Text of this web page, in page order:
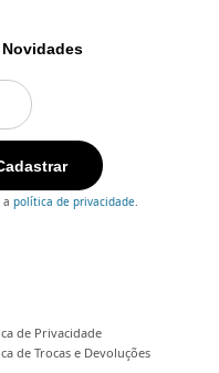
de Privacidade
de Trocas e Devoluções
a política de privacidade.